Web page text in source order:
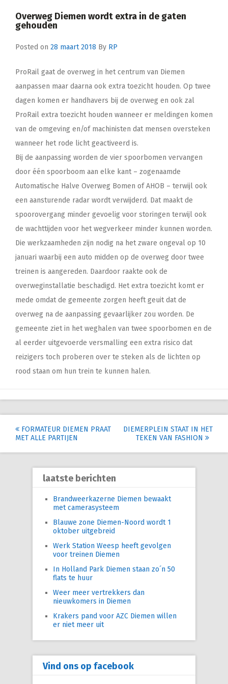
Overweg Diemen wordt extra in de gaten
gehouden
Posted on 28 maart 2018 By RP
ProRail gaat de overweg in het centrum van Diemen
aanpassen maar daarna ook extra toezicht houden. Op twee
dagen komen er handhavers bij de overweg en ook zal
ProRail extra toezicht houden wanneer er meldingen komen
van de omgeving en/of machinisten dat mensen oversteken
wanneer het rode licht geactiveerd is.
Bij de aanpassing worden de vier spoorbomen vervangen
door één spoorboom aan elke kant – zogenaamde
Automatische Halve Overweg Bomen of AHOB – terwijl ook
een aansturende radar wordt verwijderd. Dat maakt de
spoorovergang minder gevoelig voor storingen terwijl ook
de wachttijden voor het wegverkeer minder kunnen worden.
Die werkzaamheden zijn nodig na het zware ongeval op 10
januari waarbij een auto midden op de overweg door twee
treinen is aangereden. Daardoor raakte ook de
overweginstallatie beschadigd. Het extra toezicht komt er
mede omdat de gemeente zorgen heeft geuit dat de
overweg na de aanpassing gevaarlijker zou worden. De
gemeente ziet in het weghalen van twee spoorbomen en de
al eerder uitgevoerde versmalling een extra risico dat
reizigers toch proberen over te steken als de lichten op
rood staan om hun trein te kunnen halen.
Post
navigation
FORMATEUR DIEMEN PRAAT
MET ALLE PARTIJEN
DIEMERPLEIN STAAT IN HET
TEKEN VAN FASHION
laatste berichten
Brandweerkazerne Diemen bewaakt
met camerasysteem
Blauwe zone Diemen-Noord wordt 1
oktober uitgebreid
Werk Station Weesp heeft gevolgen
voor treinen Diemen
In Holland Park Diemen staan zo´n 50
flats te huur
Weer meer vertrekkers dan
nieuwkomers in Diemen
Krakers pand voor AZC Diemen willen
er niet meer uit
Vind ons op facebook